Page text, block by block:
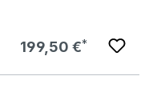
Regulärer Preis:
199,50 €